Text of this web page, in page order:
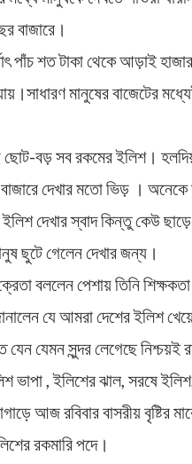
বাজারে।
পাঁচ শত টাকা থেকে আড়াই
মানুষের বাজেটের
বড় সব রকমের ইলিশ।
দেখার মতো ভিড় । অনেকে
ইলিশ দেখার স্বাদ কিন্তু কেউ
ছুটে গেলেন দেখার জন্য।
বললেন পেশায় তিনি
যে আমরা দেশের ইলিশ
যেন যেমন সুন্দর লেগেছে নিশ্চয়ই
ভাপা , ইলিশের ঝাল, সরষে
আজ রবিবার বাসরীয় বৃষ্টির
রকমারি পদে।